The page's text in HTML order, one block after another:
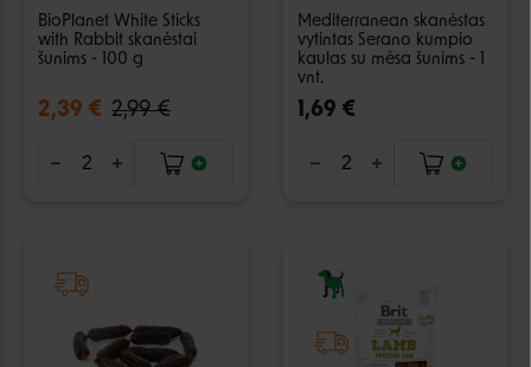
BioPlanet White Sticks
with Rabbit skanėstai
šunims - 100 g
2,39 € 2,99 €
Mediterranean skanėstas
vytintas Serano kumpio
kaulas su mėsa šunims - 1
vnt.
1,69 €